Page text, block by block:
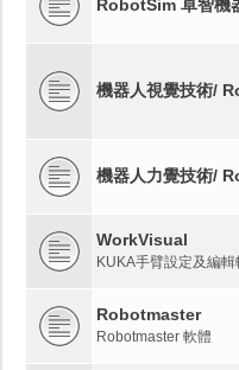
RobotSim 卓智機
機器人視覺技術/
機器人力覺技術/
WorkVisual
KUKA手臂設定及編輯
Robotmaster
Robotmaster 軟體